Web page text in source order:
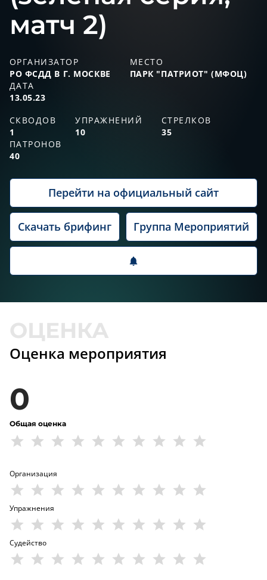
матч 2)
ОРГАНИЗАТОР
РО ФСДД В Г. МОСКВЕ
МЕСТО
ПАРК "ПАТРИОТ" (МФОЦ)
ДАТА
13.05.23
СКВОДОВ
1
УПРАЖНЕНИЙ
10
СТРЕЛКОВ
35
ПАТРОНОВ
40
Перейти на официальный сайт
Скачать брифинг Группа Мероприятий
Оценка мероприятия
0
Общая оценка
Организация
Упражнения
Судейство